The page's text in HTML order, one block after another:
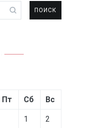
Пт Сб Вс
1 2